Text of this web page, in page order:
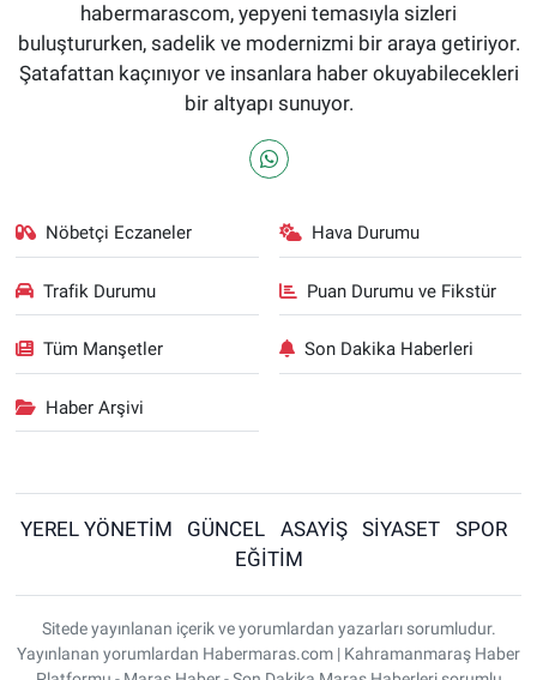
habermarascom, yepyeni temasıyla sizleri
buluştururken, sadelik ve modernizmi bir araya getiriyor.
Şatafattan kaçınıyor ve insanlara haber okuyabilecekleri
bir altyapı sunuyor.
Nöbetçi Eczaneler Hava Durumu
Trafik Durumu Puan Durumu ve Fikstür
Tüm Manşetler Son Dakika Haberleri
Haber Arşivi
YEREL YÖNETİM GÜNCEL ASAYİŞ SİYASET
SPOR
EĞİTİM
Sitede yayınlanan içerik ve yorumlardan yazarları sorumludur.
Yayınlanan yorumlardan Habermaras.com | Kahramanmaraş Haber